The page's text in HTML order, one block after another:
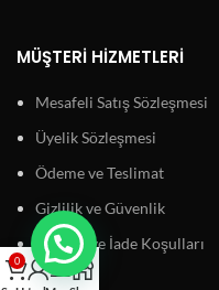
MÜŞTERI HIZMETLERI
Mesafeli Satış Sözleşmesi
Üyelik Sözleşmesi
Ödeme ve Teslimat
Gizlilik ve Güvenlik
Garanti ve İade Koşulları
0